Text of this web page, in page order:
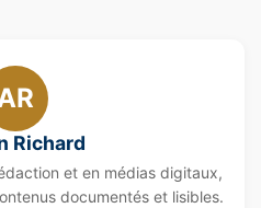
Richard
et en médias digitaux,
documentés et lisibles.